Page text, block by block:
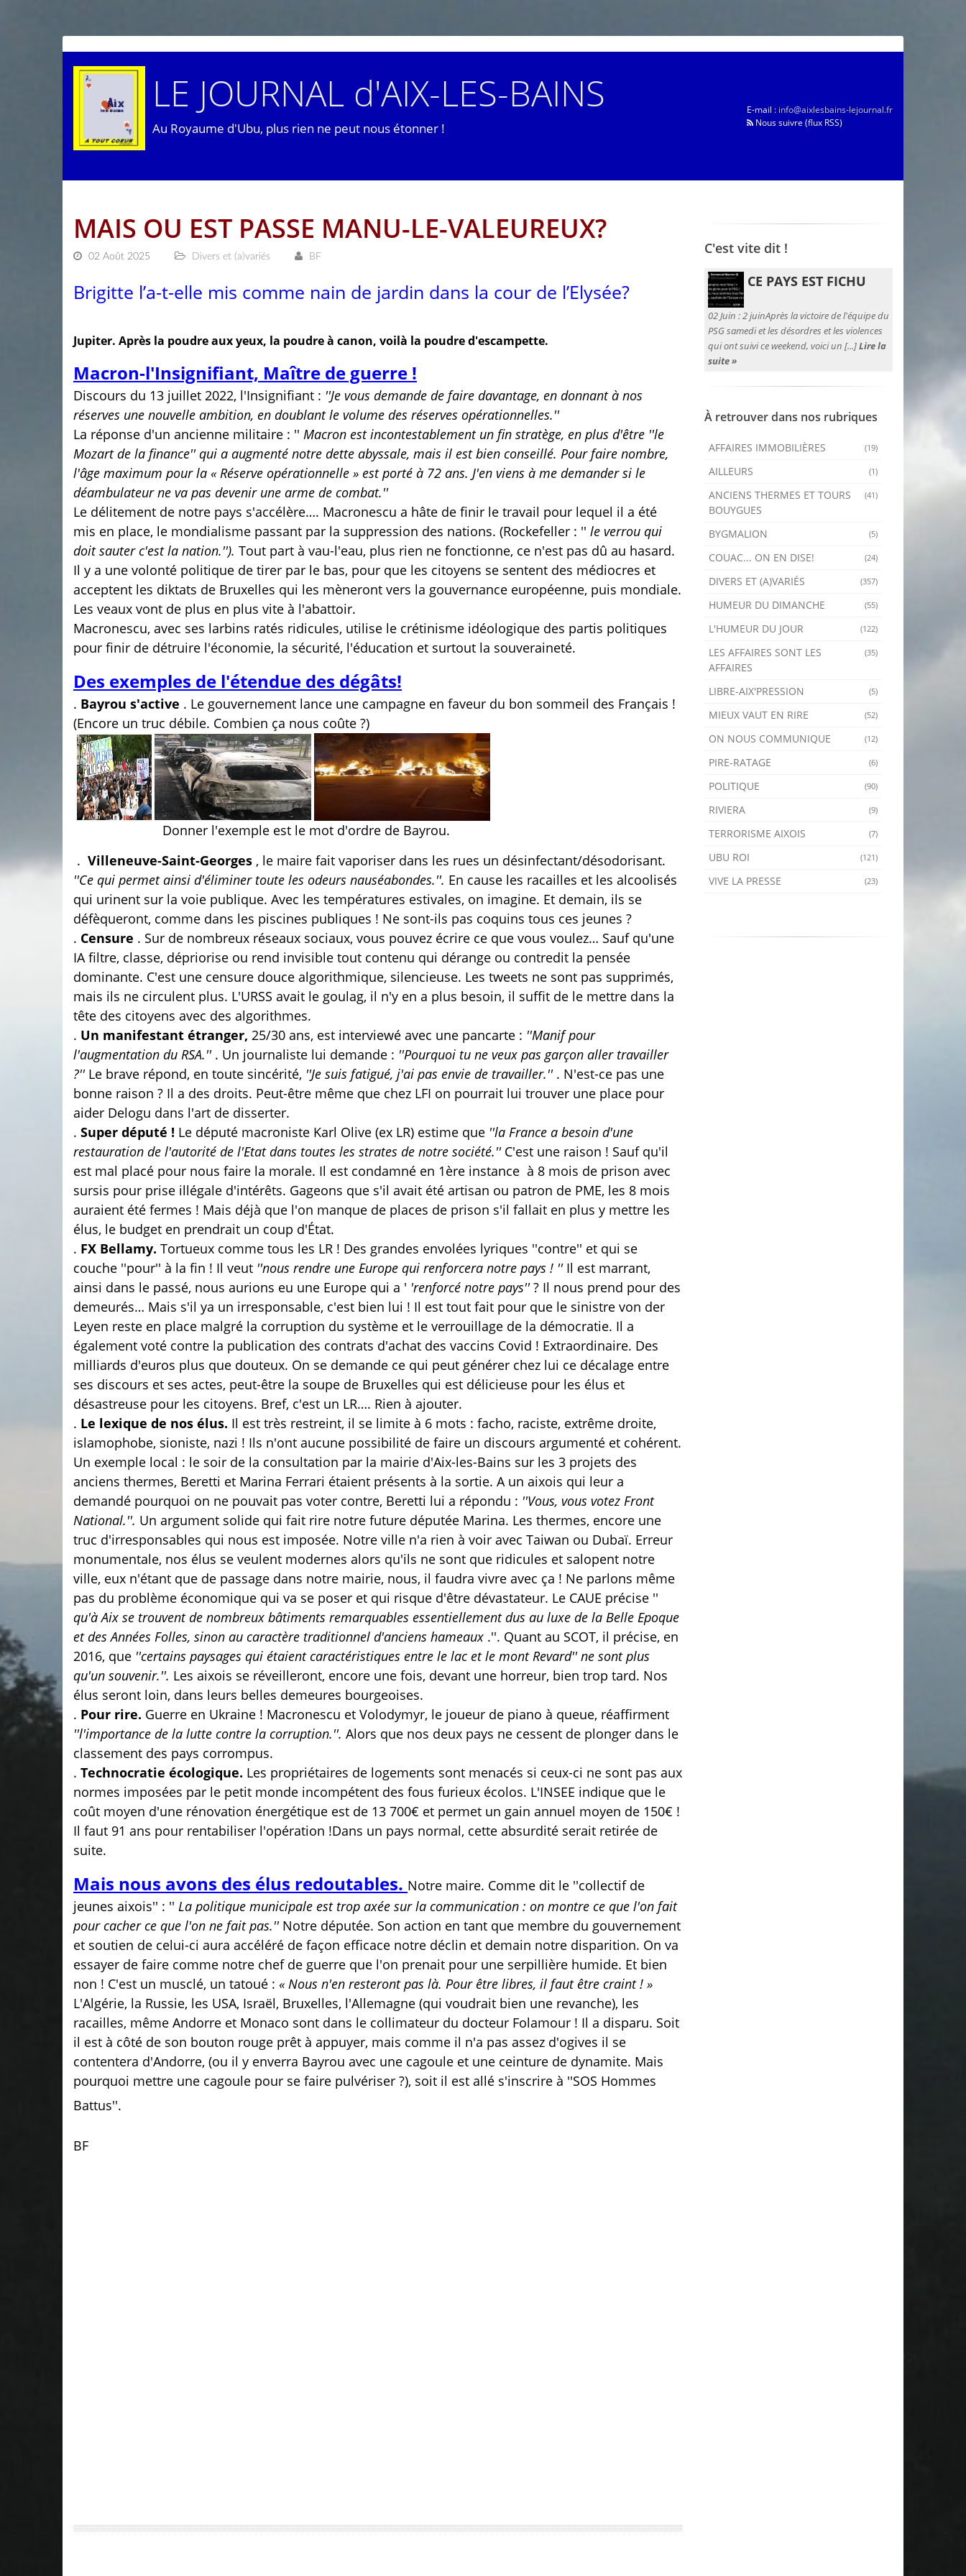
LE JOURNAL d'AIX-LES-BAINS
Au Royaume d'Ubu, plus rien ne peut nous étonner !
E-mail : info@aixlesbains-lejournal.fr
Nous suivre (flux RSS)
MAIS OU EST PASSE MANU-LE-VALEUREUX?
02 Août 2025 Divers et (a)variés BF
Brigitte l’a-t-elle mis comme nain de jardin dans la cour de l’Elysée?
Jupiter. Après la poudre aux yeux, la poudre à canon, voilà la poudre d'escampette.
Macron-l'Insignifiant, Maître de guerre !
Discours du 13 juillet 2022, l'Insignifiant : ''Je vous demande de faire davantage, en donnant à nos
réserves une nouvelle ambition, en doublant le volume des réserves opérationnelles.''
La réponse d'un ancienne militaire : '' Macron est incontestablement un fin stratège, en plus d'être ''le
Mozart de la finance'' qui a augmenté notre dette abyssale, mais il est bien conseillé. Pour faire nombre,
l'âge maximum pour la « Réserve opérationnelle » est porté à 72 ans. J'en viens à me demander si le
déambulateur ne va pas devenir une arme de combat.''
Le délitement de notre pays s'accélère…. Macronescu a hâte de finir le travail pour lequel il a été
mis en place, le mondialisme passant par la suppression des nations. (Rockefeller : '' le verrou qui
doit sauter c'est la nation.''). Tout part à vau-l'eau, plus rien ne fonctionne, ce n'est pas dû au hasard.
Il y a une volonté politique de tirer par le bas, pour que les citoyens se sentent des médiocres et
acceptent les diktats de Bruxelles qui les mèneront vers la gouvernance européenne, puis mondiale.
Les veaux vont de plus en plus vite à l'abattoir.
Macronescu, avec ses larbins ratés ridicules, utilise le crétinisme idéologique des partis politiques
pour finir de détruire l'économie, la sécurité, l'éducation et surtout la souveraineté.
Des exemples de l'étendue des dégâts!
. Bayrou s'active . Le gouvernement lance une campagne en faveur du bon sommeil des Français !
(Encore un truc débile. Combien ça nous coûte ?)
Donner l'exemple est le mot d'ordre de Bayrou.
. Villeneuve-Saint-Georges , le maire fait vaporiser dans les rues un désinfectant/désodorisant.
''Ce qui permet ainsi d'éliminer toute les odeurs nauséabondes.''. En cause les racailles et les alcoolisés
qui urinent sur la voie publique. Avec les températures estivales, on imagine. Et demain, ils se
défèqueront, comme dans les piscines publiques ! Ne sont-ils pas coquins tous ces jeunes ?
. Censure . Sur de nombreux réseaux sociaux, vous pouvez écrire ce que vous voulez… Sauf qu'une
IA filtre, classe, dépriorise ou rend invisible tout contenu qui dérange ou contredit la pensée
dominante. C'est une censure douce algorithmique, silencieuse. Les tweets ne sont pas supprimés,
mais ils ne circulent plus. L'URSS avait le goulag, il n'y en a plus besoin, il suffit de le mettre dans la
tête des citoyens avec des algorithmes.
. Un manifestant étranger, 25/30 ans, est interviewé avec une pancarte : ''Manif pour
l'augmentation du RSA.''. Un journaliste lui demande : ''Pourquoi tu ne veux pas garçon aller travailler
?''Le brave répond, en toute sincérité, ''Je suis fatigué, j'ai pas envie de travailler.'' . N'est-ce pas une
bonne raison ? Il a des droits. Peut-être même que chez LFI on pourrait lui trouver une place pour
aider Delogu dans l'art de disserter.
. Super député ! Le député macroniste Karl Olive (ex LR) estime que ''la France a besoin d'une
restauration de l'autorité de l'Etat dans toutes les strates de notre société.''C'est une raison ! Sauf qu'il
est mal placé pour nous faire la morale. Il est condamné en 1ère instance à 8 mois de prison avec
sursis pour prise illégale d'intérêts. Gageons que s'il avait été artisan ou patron de PME, les 8 mois
auraient été fermes ! Mais déjà que l'on manque de places de prison s'il fallait en plus y mettre les
élus, le budget en prendrait un coup d'État.
. FX Bellamy. Tortueux comme tous les LR ! Des grandes envolées lyriques ''contre'' et qui se
couche ''pour'' à la fin ! Il veut ''nous rendre une Europe qui renforcera notre pays ! ''Il est marrant,
ainsi dans le passé, nous aurions eu une Europe qui a ' 'renforcé notre pays'' ? Il nous prend pour des
demeurés… Mais s'il ya un irresponsable, c'est bien lui ! Il est tout fait pour que le sinistre von der
Leyen reste en place malgré la corruption du système et le verrouillage de la démocratie. Il a
également voté contre la publication des contrats d'achat des vaccins Covid ! Extraordinaire. Des
milliards d'euros plus que douteux. On se demande ce qui peut générer chez lui ce décalage entre
ses discours et ses actes, peut-être la soupe de Bruxelles qui est délicieuse pour les élus et
désastreuse pour les citoyens. Bref, c'est un LR…. Rien à ajouter.
. Le lexique de nos élus. Il est très restreint, il se limite à 6 mots : facho, raciste, extrême droite,
islamophobe, sioniste, nazi ! Ils n'ont aucune possibilité de faire un discours argumenté et cohérent.
Un exemple local : le soir de la consultation par la mairie d'Aix-les-Bains sur les 3 projets des
anciens thermes, Beretti et Marina Ferrari étaient présents à la sortie. A un aixois qui leur a
demandé pourquoi on ne pouvait pas voter contre, Beretti lui a répondu : ''Vous, vous votez Front
National.''. Un argument solide qui fait rire notre future députée Marina. Les thermes, encore une
truc d'irresponsables qui nous est imposée. Notre ville n'a rien à voir avec Taiwan ou Dubaï. Erreur
monumentale, nos élus se veulent modernes alors qu'ils ne sont que ridicules et salopent notre
ville, eux n'étant que de passage dans notre mairie, nous, il faudra vivre avec ça ! Ne parlons même
pas du problème économique qui va se poser et qui risque d'être dévastateur. Le CAUE précise ''
qu'à Aix se trouvent de nombreux bâtiments remarquables essentiellement dus au luxe de la Belle Epoque
et des Années Folles, sinon au caractère traditionnel d'anciens hameaux .''. Quant au SCOT, il précise, en
2016, que ''certains paysages qui étaient caractéristiques entre le lac et le mont Revard'' ne sont plus
qu'un souvenir.''. Les aixois se réveilleront, encore une fois, devant une horreur, bien trop tard. Nos
élus seront loin, dans leurs belles demeures bourgeoises.
. Pour rire. Guerre en Ukraine ! Macronescu et Volodymyr, le joueur de piano à queue, réaffirment
''l'importance de la lutte contre la corruption.''. Alors que nos deux pays ne cessent de plonger dans le
classement des pays corrompus.
. Technocratie écologique. Les propriétaires de logements sont menacés si ceux-ci ne sont pas aux
normes imposées par le petit monde incompétent des fous furieux écolos. L'INSEE indique que le
coût moyen d'une rénovation énergétique est de 13 700€ et permet un gain annuel moyen de 150€ !
Il faut 91 ans pour rentabiliser l'opération !Dans un pays normal, cette absurdité serait retirée de
suite.
Mais nous avons des élus redoutables. Notre maire. Comme dit le ''collectif de
jeunes aixois'' : '' La politique municipale est trop axée sur la communication : on montre ce que l'on fait
pour cacher ce que l'on ne fait pas.''Notre députée. Son action en tant que membre du gouvernement
et soutien de celui-ci aura accéléré de façon efficace notre déclin et demain notre disparition. On va
essayer de faire comme notre chef de guerre que l'on prenait pour une serpillière humide. Et bien
non ! C'est un musclé, un tatoué : « Nous n'en resteront pas là. Pour être libres, il faut être craint ! »
L'Algérie, la Russie, les USA, Israël, Bruxelles, l'Allemagne (qui voudrait bien une revanche), les
racailles, même Andorre et Monaco sont dans le collimateur du docteur Folamour ! Il a disparu. Soit
il est à côté de son bouton rouge prêt à appuyer, mais comme il n'a pas assez d'ogives il se
contentera d'Andorre, (ou il y enverra Bayrou avec une cagoule et une ceinture de dynamite. Mais
pourquoi mettre une cagoule pour se faire pulvériser ?), soit il est allé s'inscrire à ''SOS Hommes
Battus''.
BF
C'est vite dit !
CE PAYS EST FICHU
02 Juin :2 juinAprès la victoire de l'équipe du
PSG samedi et les désordres et les violences
qui ont suivi ce weekend, voici un [...]Lire la
suite »
À retrouver dans nos rubriques
(19)
AFFAIRES IMMOBILIÈRES
(1)
AILLEURS
(41)
ANCIENS THERMES ET TOURS
BOUYGUES
(5)
BYGMALION
(24)
COUAC... ON EN DISE!
(357)
DIVERS ET (A)VARIÉS
(55)
HUMEUR DU DIMANCHE
(122)
L'HUMEUR DU JOUR
(35)
LES AFFAIRES SONT LES
AFFAIRES
(5)
LIBRE-AIX'PRESSION
(52)
MIEUX VAUT EN RIRE
(12)
ON NOUS COMMUNIQUE
(6)
PIRE-RATAGE
(90)
POLITIQUE
(9)
RIVIERA
(7)
TERRORISME AIXOIS
(121)
UBU ROI
(23)
VIVE LA PRESSE